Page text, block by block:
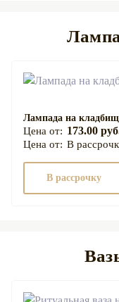
Лампада на
173.00
В
В рассрочку